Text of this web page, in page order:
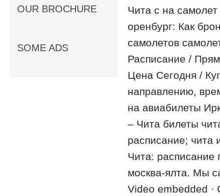
OUR BROCHURE
SOME ADS
Чита с на
оренбург: Как
самолетов
Расписание /
Цена Сегодня /
направлению,
на авиабилеты
– Чита билеты
расписание; чита
Чита: расписание
москва-ялта. Мы
Video embedded